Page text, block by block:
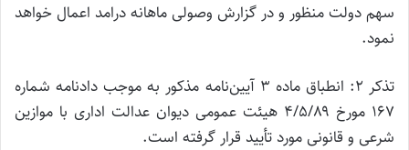
سهم دولت منظور و در گزارش وصولی ماهانه درامد اعمال خواهد
نمود.
تذکر ۲: انطباق ماده ۳ آیین‌نامه مذکور به موجب دادنامه شماره
۱۶۷ مورخ ۴/۵/۸۹ هیئت عمومی دیوان عدالت اداری با موازین
شرعی و قانونی مورد تأیید قرار گرفته است.